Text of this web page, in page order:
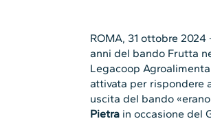
ROMA, 31 ottobre
anni del bando Frutta
Legacoop
attivata per rispondere
uscita del bando
Pietra in occasione del